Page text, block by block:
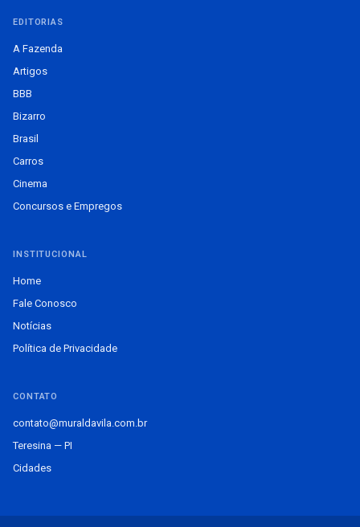
EDITORIAS
A Fazenda
Artigos
BBB
Bizarro
Brasil
Carros
Cinema
Concursos e Empregos
INSTITUCIONAL
Home
Fale Conosco
Notícias
Política de Privacidade
CONTATO
contato@muraldavila.com.br
Teresina — PI
Cidades